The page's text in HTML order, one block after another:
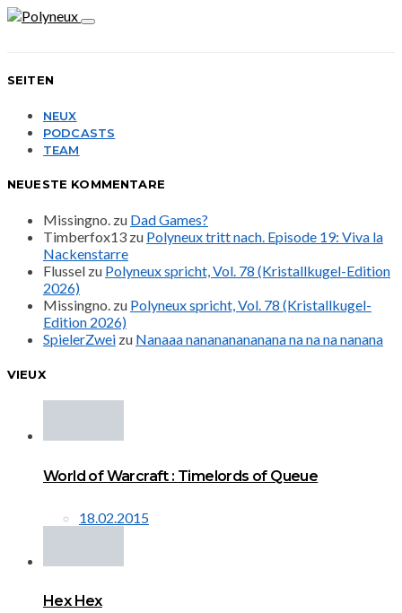
SEITEN
NEUX
PODCASTS
TEAM
NEUESTE KOMMENTARE
Missingno. zu Dad Games?
Timberfox13 zu Polyneux tritt nach. Episode 19: Viva la
Nackenstarre
Flussel zu Polyneux spricht, Vol. 78 (Kristallkugel-Edition
2026)
Missingno. zu Polyneux spricht, Vol. 78 (Kristallkugel-
Edition 2026)
SpielerZwei zu Nanaaa nanananananana na na na nanana
VIEUX
World of Warcraft : Timelords of Queue
18.02.2015
Hex Hex